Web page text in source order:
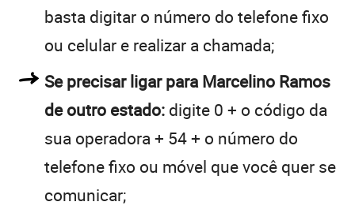
basta digitar o número do telefone fixo
ou celular e realizar a chamada;
Se precisar ligar para Marcelino Ramos
de outro estado: digite 0 + o código da
sua operadora + 54 + o número do
telefone fixo ou móvel que você quer se
comunicar;